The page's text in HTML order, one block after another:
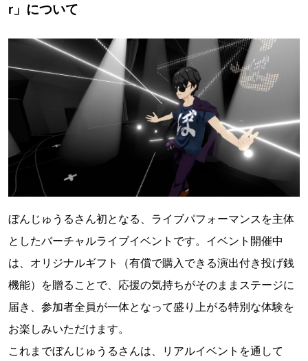
r」について
ぼんじゅうるさん初となる、ライブパフォーマンスを主体
としたバーチャルライブイベントです。イベント開催中
は、オリジナルギフト（有償で購入できる演出付き投げ銭
機能）を贈ることで、応援の気持ちがそのままステージに
届き、参加者全員が一体となって盛り上がる特別な体験を
お楽しみいただけます。
これまでぼんじゅうるさんは、リアルイベントを通して